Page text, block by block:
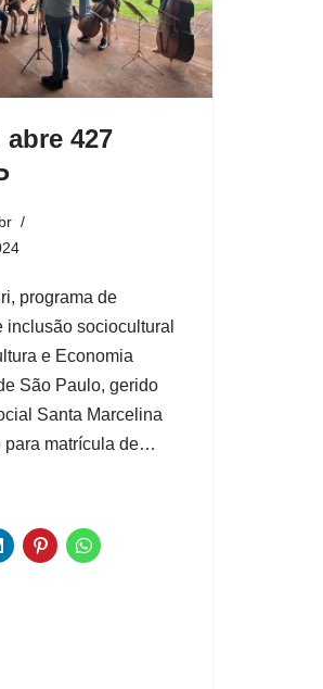
427
programa de
sociocultural
e Economia
São Paulo, gerido
Santa Marcelina
para matrícula de…